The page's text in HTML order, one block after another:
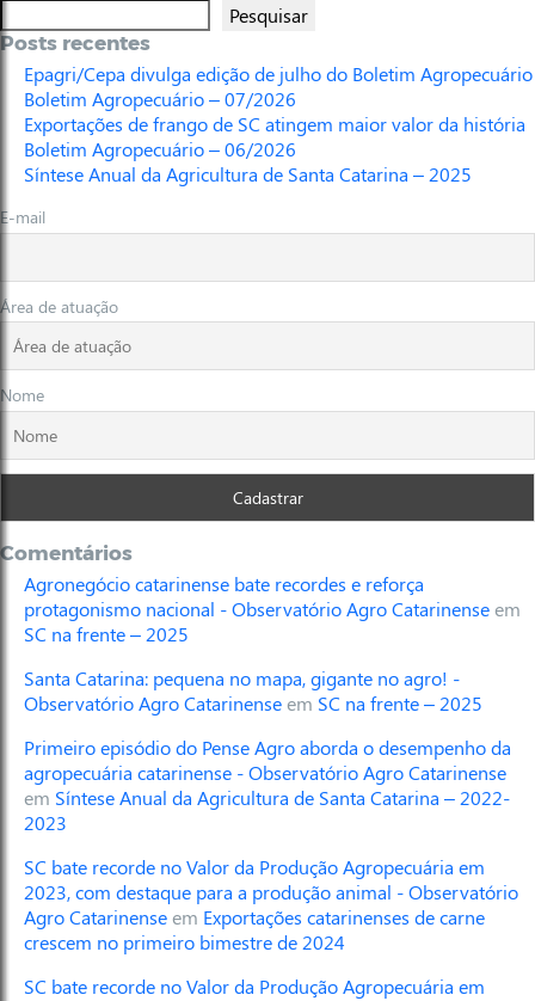
Pesquisar
Posts recentes
Epagri/Cepa divulga edição de julho do Boletim Agropecuário
Boletim Agropecuário – 07/2026
Exportações de frango de SC atingem maior valor da história
Boletim Agropecuário – 06/2026
Síntese Anual da Agricultura de Santa Catarina – 2025
E-mail
Área de atuação
Nome
Comentários
Agronegócio catarinense bate recordes e reforça
protagonismo nacional - Observatório Agro Catarinenseem
SC na frente – 2025
Santa Catarina: pequena no mapa, gigante no agro! -
Observatório Agro Catarinenseem SC na frente – 2025
Primeiro episódio do Pense Agro aborda o desempenho da
agropecuária catarinense - Observatório Agro Catarinense
em Síntese Anual da Agricultura de Santa Catarina – 2022-
2023
SC bate recorde no Valor da Produção Agropecuária em
2023, com destaque para a produção animal - Observatório
Agro Catarinenseem Exportações catarinenses de carne
crescem no primeiro bimestre de 2024
SC bate recorde no Valor da Produção Agropecuária em